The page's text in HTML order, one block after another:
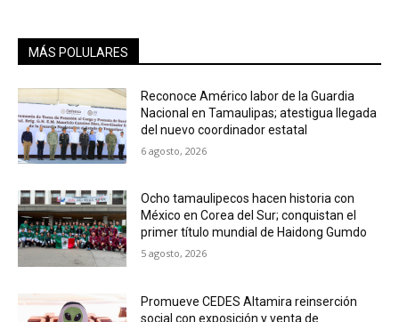
MÁS POLULARES
Reconoce Américo labor de la Guardia
Nacional en Tamaulipas; atestigua llegada
del nuevo coordinador estatal
6 agosto, 2026
Ocho tamaulipecos hacen historia con
México en Corea del Sur; conquistan el
primer título mundial de Haidong Gumdo
5 agosto, 2026
Promueve CEDES Altamira reinserción
social con exposición y venta de